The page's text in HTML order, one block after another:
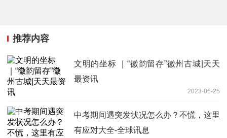
推荐内容
文明的坐标 ｜“徽韵留存”徽州古城|天天
最资讯
2023-06-25
中考期间遇突发状况怎么办？不慌，这里
有应对大全-全球讯息